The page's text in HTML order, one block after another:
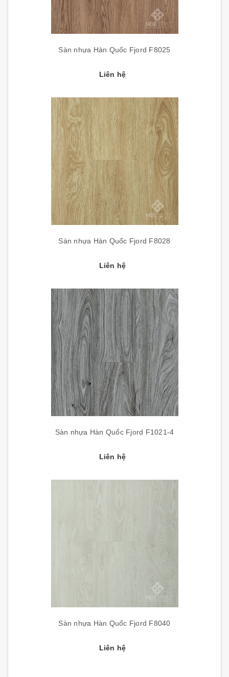
Sàn nhựa Hàn Quốc Fjord F8025
Liên hệ
Sàn nhựa Hàn Quốc Fjord F8028
Liên hệ
Sàn nhựa Hàn Quốc Fjord F1021-4
Liên hệ
Sàn nhựa Hàn Quốc Fjord F8040
Liên hệ